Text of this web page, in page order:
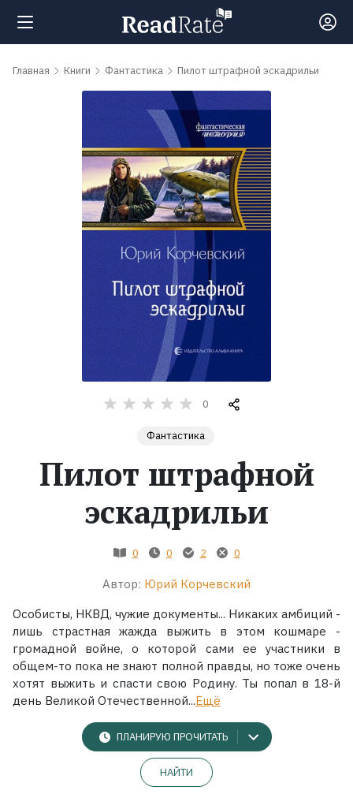
Поиск
Рейтинги
обсуждаемые
Экранизации
Коллекции
Главная Книги Фантастика Пилот штрафной эскадрильи
0
Фантастика
Пилот штрафной
эскадрильи
0 0 2 0
Автор: Юрий Корчевский
Особисты, НКВД, чужие документы... Никаких амбиций -
лишь страстная жажда выжить в этом кошмаре -
громадной войне, о которой сами ее участники в
общем-то пока не знают полной правды, но тоже очень
хотят выжить и спасти свою Родину. Ты попал в 18-й
день Великой Отечественной...Ещё
ПЛАНИРУЮ ПРОЧИТАТЬ
НАЙТИ